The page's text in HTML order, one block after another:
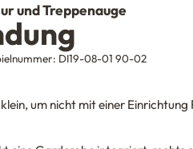
und Treppenauge
DI19-08-01 90-02
um nicht mit einer Einrichtung